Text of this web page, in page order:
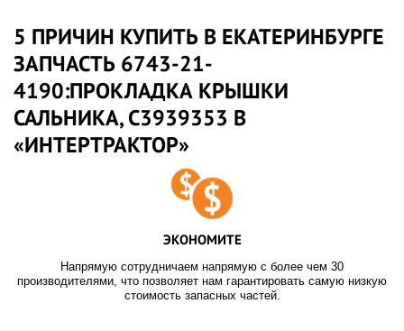
5 ПРИЧИН КУПИТЬ В ЕКАТЕРИНБУРГЕ
ЗАПЧАСТЬ 6743-21-
4190:ПРОКЛАДКА КРЫШКИ
САЛЬНИКА, C3939353 В
«ИНТЕРТРАКТОР»
ЭКОНОМИТЕ
Напрямую сотрудничаем напрямую с более чем 30
производителями, что позволяет нам гарантировать самую низкую
стоимость запасных частей.